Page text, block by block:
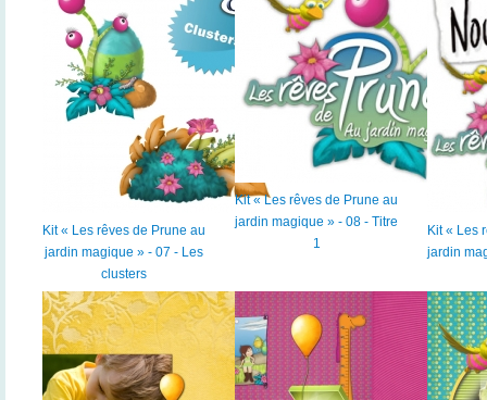
Kit « Les rêves de Prune au
jardin magique » - 07 - Les
clusters
Kit « Les rêves de Prune au
jardin magique » - 08 - Titre
1
Kit « Les
jardin